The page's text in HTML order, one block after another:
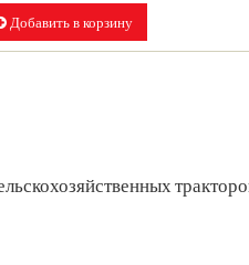
Добавить в корзину